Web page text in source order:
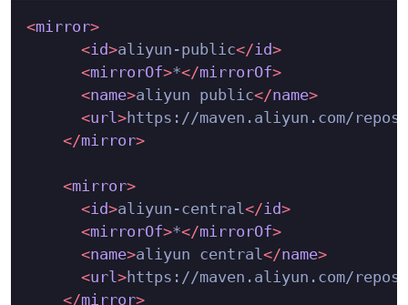
<mirror>
<id>aliyun-public</id>
<mirrorOf>*</mirrorOf>
<name>aliyun public</name>
<url >https://maven.aliyun.com/
</mirror>
<mirror>
<id>aliyun-central </id>
<mirrorOf>*</mirrorOf>
<name>aliyun central </name>
<url >https://maven.aliyun.com/
</mirror>